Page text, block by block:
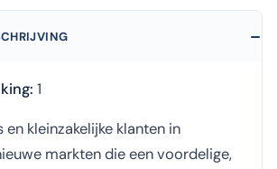
1
en kleinzakelijke klanten in
markten die een voordelige,